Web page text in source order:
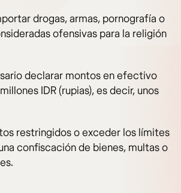
drogas, armas, pornografía o
ofensivas para la religión
declarar montos en efectivo
IDR (rupias), es decir, unos
restringidos o exceder los límites
confiscación de bienes, multas o